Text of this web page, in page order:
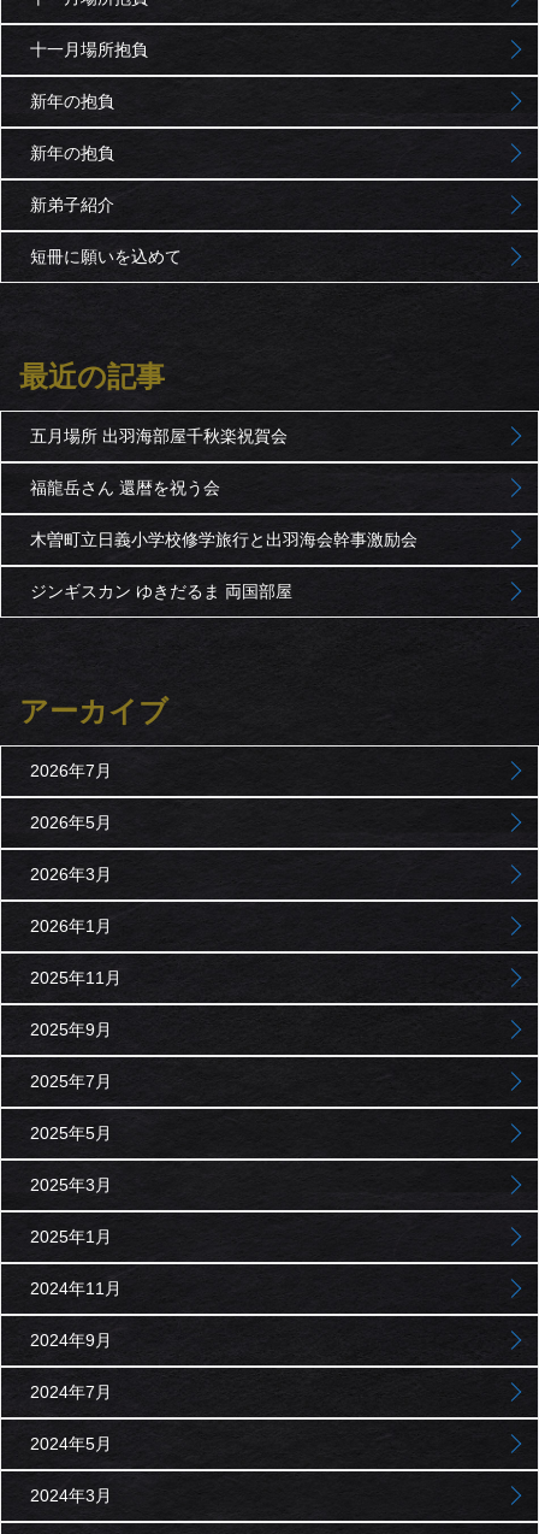
十一月場所抱負
新年の抱負
新年の抱負
新弟子紹介
短冊に願いを込めて
最近の記事
五月場所 出羽海部屋千秋楽祝賀会
福龍岳さん 還暦を祝う会
木曽町立日義小学校修学旅行と出羽海会幹事激励会
ジンギスカン ゆきだるま 両国部屋
アーカイブ
2026年7月
2026年5月
2026年3月
2026年1月
2025年11月
2025年9月
2025年7月
2025年5月
2025年3月
2025年1月
2024年11月
2024年9月
2024年7月
2024年5月
2024年3月